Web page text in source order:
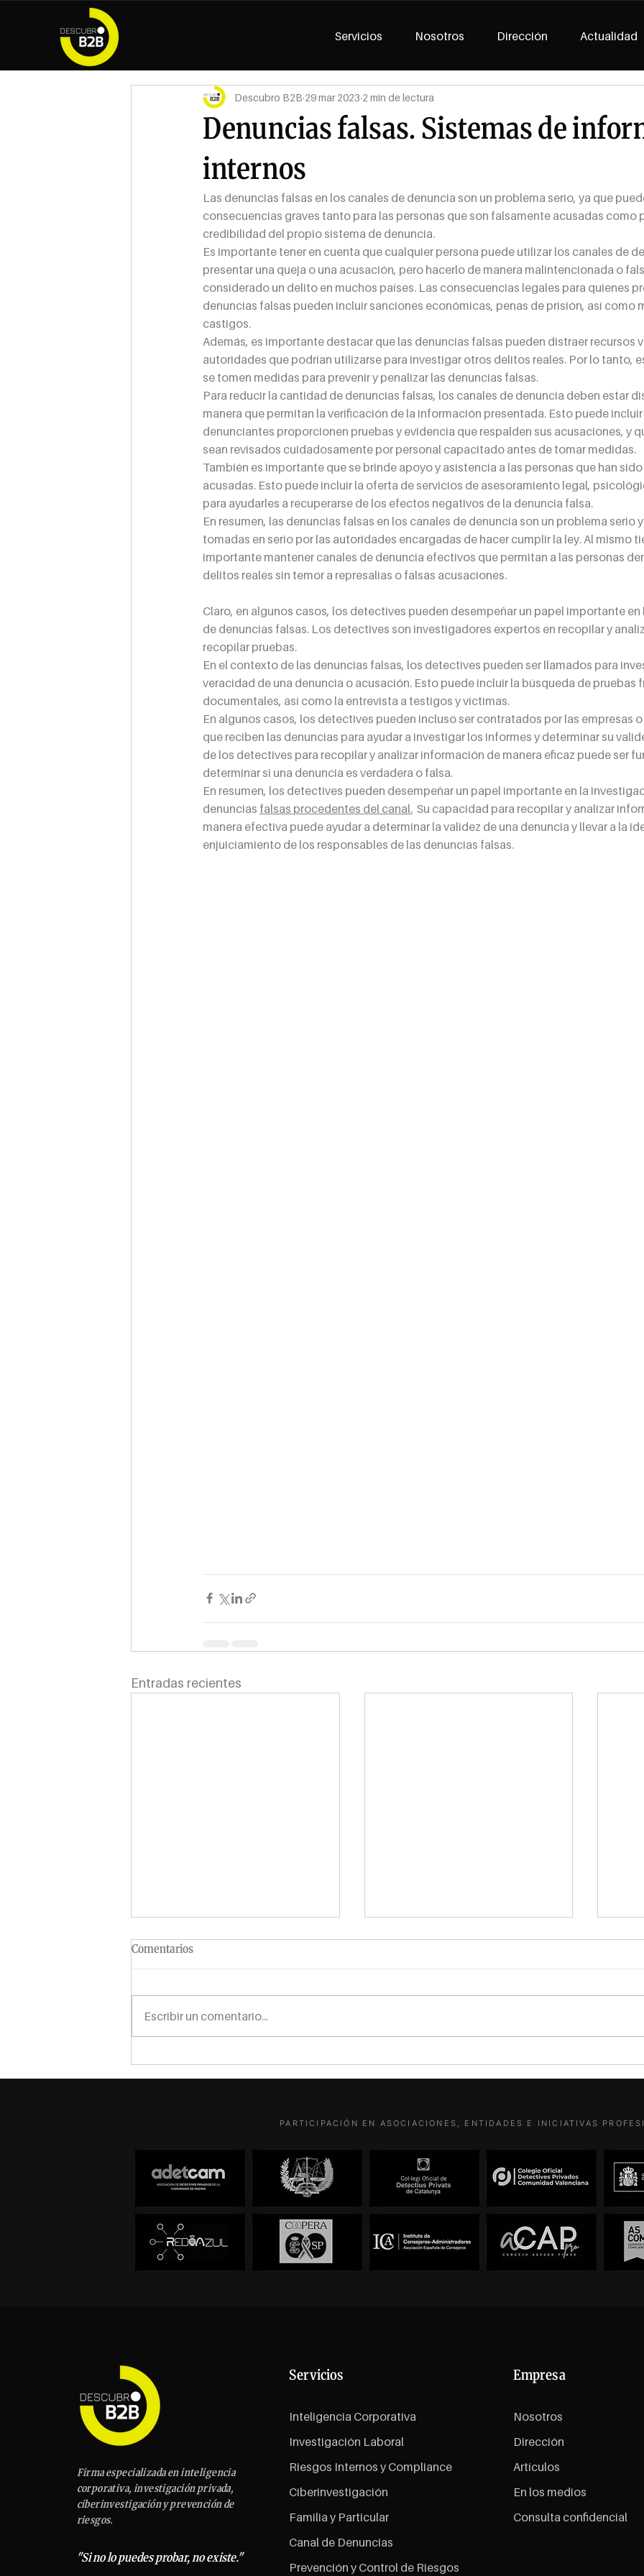
Servicios Nosotros Dirección Actualidad
Denuncias falsas. Sistemas de
internos
Descubro B2B 29 mar 2023 2 min de lectura
Las denuncias falsas en los canales de denuncia son un problema serio, ya que
consecuencias graves tanto para las personas que son falsamente acusadas como
credibilidad del propio sistema de denuncia.
Es importante tener en cuenta que cualquier persona puede utilizar los canales de
presentar una queja o una acusación, pero hacerlo de manera malintencionada o
considerado un delito en muchos países. Las consecuencias legales para quienes
denuncias falsas pueden incluir sanciones económicas, penas de prisión, así como
castigos.
Además, es importante destacar que las denuncias falsas pueden distraer recursos
autoridades que podrían utilizarse para investigar otros delitos reales. Por lo tanto,
se tomen medidas para prevenir y penalizar las denuncias falsas.
Para reducir la cantidad de denuncias falsas, los canales de denuncia deben estar
manera que permitan la verificación de la información presentada. Esto puede
denunciantes proporcionen pruebas y evidencia que respalden sus acusaciones, y
sean revisados cuidadosamente por personal capacitado antes de tomar medidas.
También es importante que se brinde apoyo y asistencia a las personas que han
acusadas. Esto puede incluir la oferta de servicios de asesoramiento legal,
para ayudarles a recuperarse de los efectos negativos de la denuncia falsa.
En resumen, las denuncias falsas en los canales de denuncia son un problema serio
tomadas en serio por las autoridades encargadas de hacer cumplir la ley. Al mismo
importante mantener canales de denuncia efectivos que permitan a las personas
delitos reales sin temor a represalias o falsas acusaciones.
Claro, en algunos casos, los detectives pueden desempeñar un papel importante
de denuncias falsas. Los detectives son investigadores expertos en recopilar y
recopilar pruebas.
En el contexto de las denuncias falsas, los detectives pueden ser llamados para
veracidad de una denuncia o acusación. Esto puede incluir la búsqueda de pruebas
documentales, así como la entrevista a testigos y víctimas.
En algunos casos, los detectives pueden incluso ser contratados por las empresas
que reciben las denuncias para ayudar a investigar los informes y determinar su
de los detectives para recopilar y analizar información de manera eficaz puede ser
determinar si una denuncia es verdadera o falsa.
En resumen, los detectives pueden desempeñar un papel importante en la
denuncias falsas procedentes del canal. Su capacidad para recopilar y analizar
manera efectiva puede ayudar a determinar la validez de una denuncia y llevar a la
enjuiciamiento de los responsables de las denuncias falsas.
Entradas recientes
y dependientes: tres figuras,
se tenía por socialista
Comentarios
Escribir un comentario...
PARTICIPACIÓN EN ASOCIACIONES, ENTIDADES E INICIATIVAS
Firma especializada en inteligencia
corporativa, investigación privada,
ciberinvestigación y prevención de
riesgos.
"Si no lo puedes probar, no existe."
Servicios
Inteligencia Corporativa
Investigación Laboral
Riesgos Internos y Compliance
Ciberinvestigación
Familia y Particular
Canal de Denuncias
Prevención y Control de Riesgos
Empresa
Nosotros
Dirección
Artículos
En los medios
Consulta confidencial